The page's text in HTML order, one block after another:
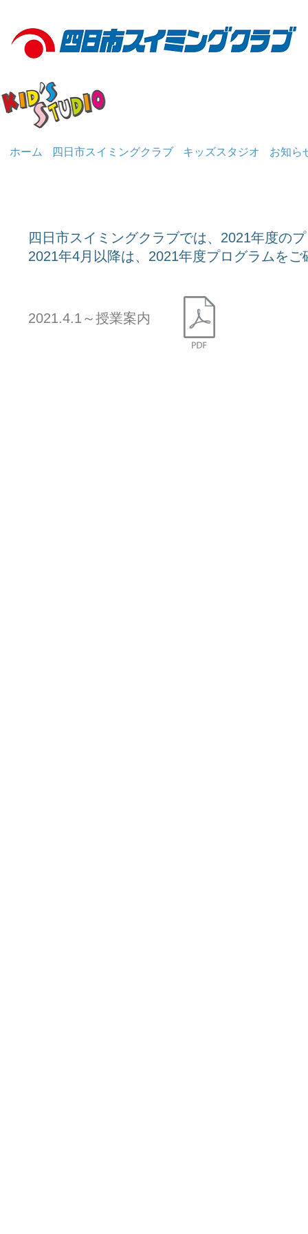
ホーム 四日市スイミングクラブ キッズスタジオ お知ら
四日市スイミングクラブでは、2021年度の
2021年4月以降は、2021年度プログラムをご
2021.4.1～授業案内